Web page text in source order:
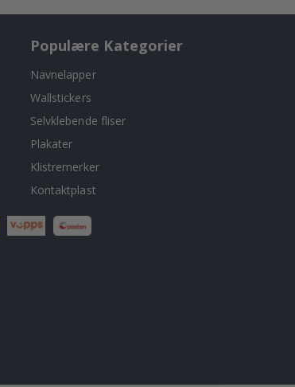
Populære Kategorier
Navnelapper
Wallstickers
Selvklebende fliser
Plakater
Klistremerker
Kontaktplast